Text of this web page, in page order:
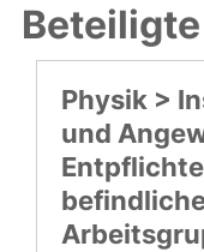
Physik >
und